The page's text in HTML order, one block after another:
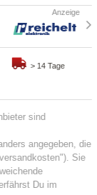
> 14 Tage